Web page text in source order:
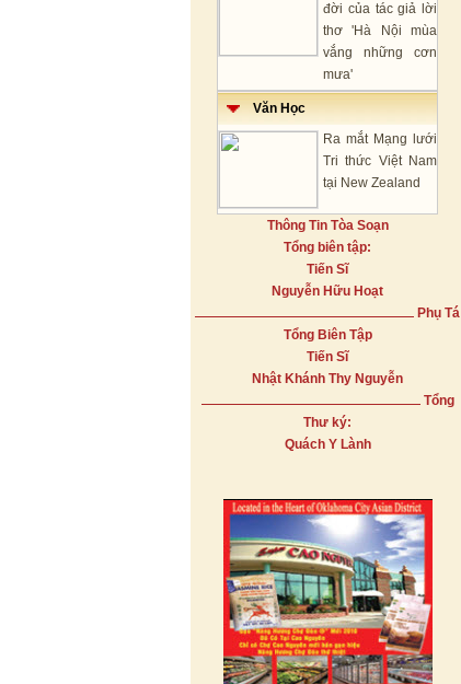
đời của tác giả lời
thơ 'Hà Nội mùa
vắng những cơn
mưa'
Văn Học
Ra mắt Mạng lưới
Tri thức Việt Nam
tại New Zealand
Thông Tin Tòa Soạn
Tổng biên tập:
Tiến Sĩ
Nguyễn Hữu Hoạt
Phụ Tá
Tổng Biên Tập
Tiến Sĩ
Nhật Khánh Thy Nguyễn
Tổng
Thư ký:
Quách Y Lành